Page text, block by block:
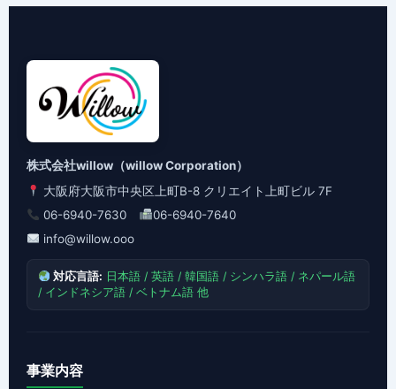
株式会社willow（willow Corporation）
大阪府大阪市中央区上町B-8 クリエイト上町ビル 7F
06-6940-7630
06-6940-7640
info@willow.ooo
対応言語: 日本語 / 英語 / 韓国語 / シンハラ語 / ネパール語
/ インドネシア語 / ベトナム語 他
事業内容